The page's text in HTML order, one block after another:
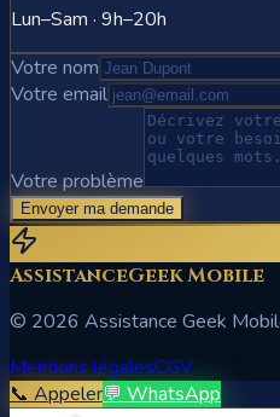
Lun–Sam · 9h–20h
Votre nom
Votre email
Votre problème
Envoyer ma demande
AssistanceGeek Mobile
© 2026 Assistance Geek
Mentions légalesCGV
📞 Appeler💬 WhatsApp